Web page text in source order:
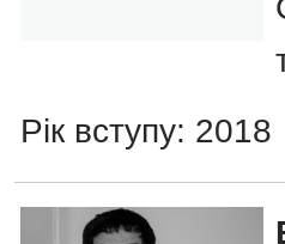
Рік вступу: 2018